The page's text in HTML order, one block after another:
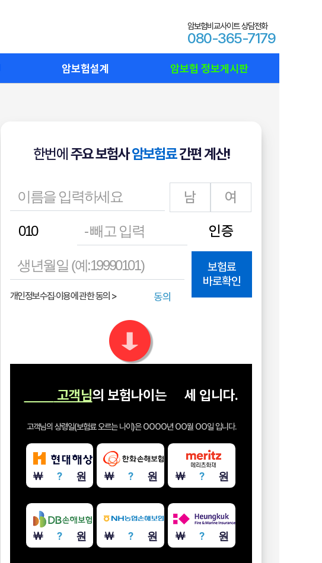
암보험비교사이트 상담전화
080-365-7179
암보험설계 암보험 정보게시판
한번에 주요 보험사암보험료간편 계산!
남
여
인증
동의
보험료
바로확인
고객님의 보험나이는 세 입니다.
고객님의 상령일(보험료 오르는 나이)은OOOO년 OO월 OO일입니다.
￦?원 ￦?원 ￦ ?원
￦?원 ￦?원 ￦ ?원